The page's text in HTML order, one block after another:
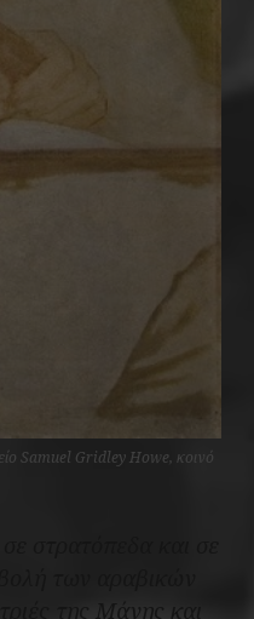
Samuel Gridley Howe, κοινό
στρατόπεδα και σε
των αραβικών
της Μάνης και